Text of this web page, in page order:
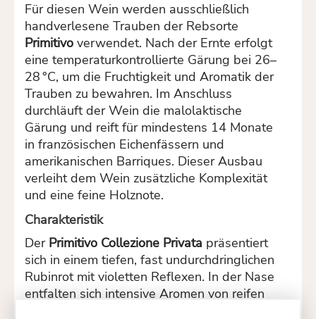
Für diesen Wein werden ausschließlich
handverlesene Trauben der Rebsorte
Primitivo verwendet. Nach der Ernte erfolgt
eine temperaturkontrollierte Gärung bei 26–
28 °C, um die Fruchtigkeit und Aromatik der
Trauben zu bewahren. Im Anschluss
durchläuft der Wein die malolaktische
Gärung und reift für mindestens 14 Monate
in französischen Eichenfässern und
amerikanischen Barriques. Dieser Ausbau
verleiht dem Wein zusätzliche Komplexität
und eine feine Holznote.
Charakteristik
Der Primitivo Collezione Privata präsentiert
sich in einem tiefen, fast undurchdringlichen
Rubinrot mit violetten Reflexen. In der Nase
entfalten sich intensive Aromen von reifen